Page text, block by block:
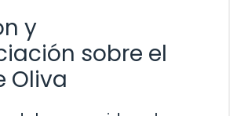
y
sobre el
Oliva